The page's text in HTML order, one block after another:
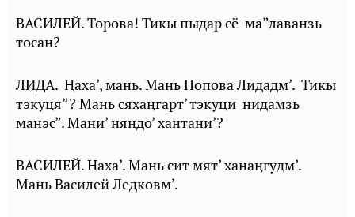
ВАСИЛЕЙ. Торова! Тикы пыдар сё ма”лаванзь
тосан?
ЛИДА. Ⱨаха’, мань. Мань Попова Лидадм’. Тикы
тэкуця”? Мань сяхаӊгарт’ тэкуци нидамзь
манэc”. Мани’ няндо’ хантани’?
ВАСИЛЕЙ. Ⱨаха’. Мань сит мят’ ханаӊгудм’.
Мань Василей Ледковм’.